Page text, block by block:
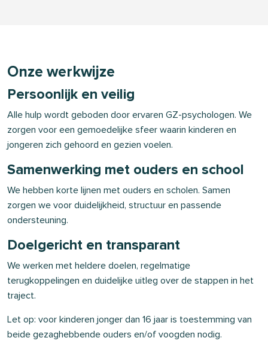
Onze werkwijze
Persoonlijk en veilig
Alle hulp wordt geboden door ervaren GZ-psychologen. We
zorgen voor een gemoedelijke sfeer waarin kinderen en
jongeren zich gehoord en gezien voelen.
Samenwerking met ouders en school
We hebben korte lijnen met ouders en scholen. Samen
zorgen we voor duidelijkheid, structuur en passende
ondersteuning.
Doelgericht en transparant
We werken met heldere doelen, regelmatige
terugkoppelingen en duidelijke uitleg over de stappen in het
traject.
Let op: voor kinderen jonger dan 16 jaar is toestemming van
beide gezaghebbende ouders en/of voogden nodig.